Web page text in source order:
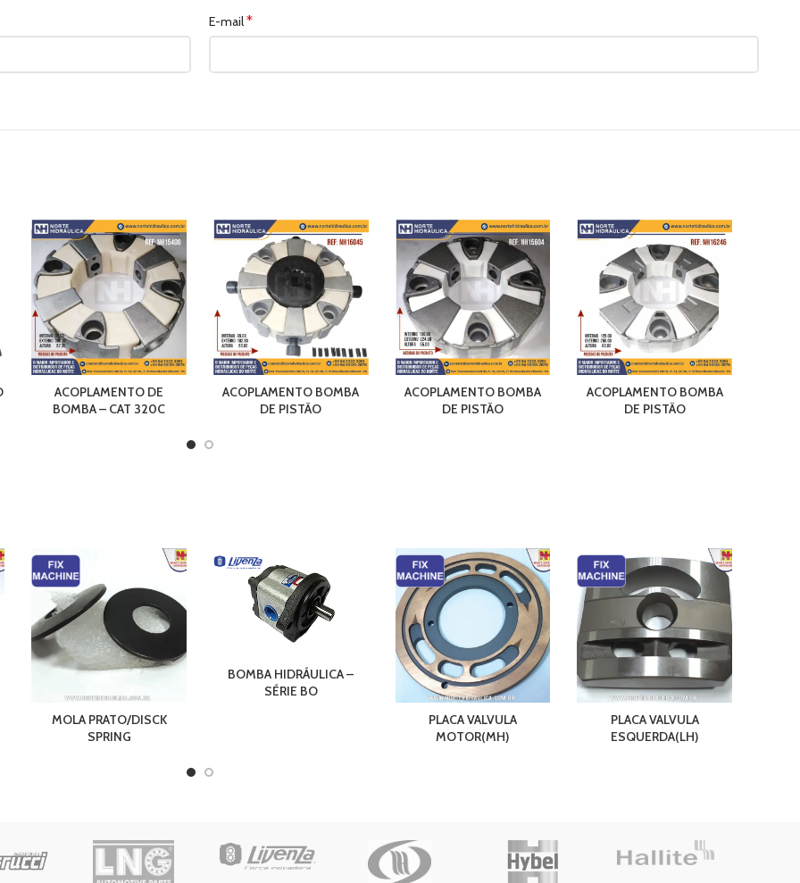
E-mail*
ACOPLAMENTO DE
BOMBA – CAT 320C
ACOPLAMENTO BOMBA
DE PISTÃO
ACOPLAMENTO BOMBA
DE PISTÃO
ACOPLAMENTO BOMBA
DE PISTÃO
MOLA PRATO/DISCK
SPRING
BOMBA HIDRÁULICA –
SÉRIE BO
PLACA VALVULA
MOTOR(MH)
PLACA VALVULA
ESQUERDA(LH)